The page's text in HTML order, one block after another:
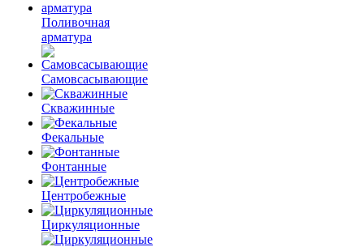
Поливочная
арматура
Самовсасывающие
Скважинные
Фекальные
Фонтанные
Центробежные
Циркуляционные